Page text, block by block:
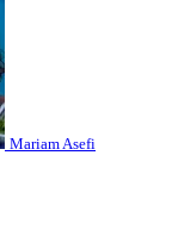
Mariam Asefi